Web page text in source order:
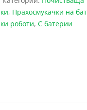
, Прахосмукачки на
роботи, С батерии